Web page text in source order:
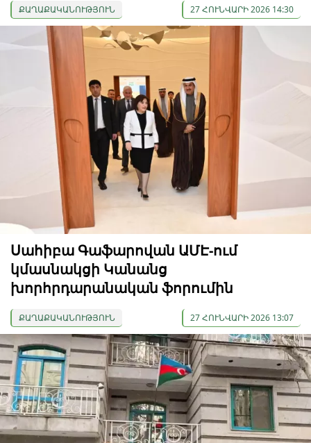
ՔԱՂԱՔԱԿԱՆՈՒԹՅՈՒՆ 27 ՀՈՒՆՎԱՐԻ 2026 14:30
Սահիբա Գաֆարովան ԱՄԷ-ում
կմասնակցի Կանանց
խորհրդարանական ֆորումին
ՔԱՂԱՔԱԿԱՆՈՒԹՅՈՒՆ 27 ՀՈՒՆՎԱՐԻ 2026 13:07